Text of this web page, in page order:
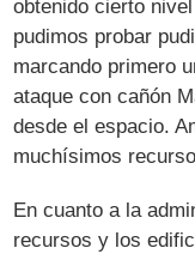
obtenido cierto
pudimos probar
marcando primero
ataque con cañón
desde el espacio.
muchísimos
En cuanto a la
recursos y los